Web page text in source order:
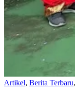
Artikel, Berita Terbaru,